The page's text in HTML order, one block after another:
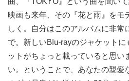
映画も来年、その『花と雨』をモ
しく。自分はこのアルバムに非常
で。新しいBlu-rayのジャケット
ットがちょっと載っていると思い
い。ということで、あなたの親愛